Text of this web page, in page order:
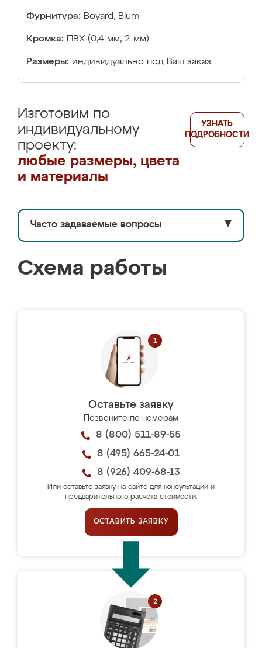
Фурнитура: Boyard, Blum
Кромка: ПВХ (0,4 мм, 2 мм)
Размеры: индивидуально под Ваш заказ
Изготовим по
индивидуальному
проекту:
любые размеры, цвета
и материалы
УЗНАТЬ
ПОДРОБНОСТИ
Часто задаваемые вопросы ▼
Схема работы
Оставьте заявку
Позвоните по номерам
8 (800) 511-89-55
8 (495) 665-24-01
8 (926) 409-68-13
Или оставьте заявку на сайте для консультации и
предварительного расчёта стоимости.
ОСТАВИТЬ ЗАЯВКУ